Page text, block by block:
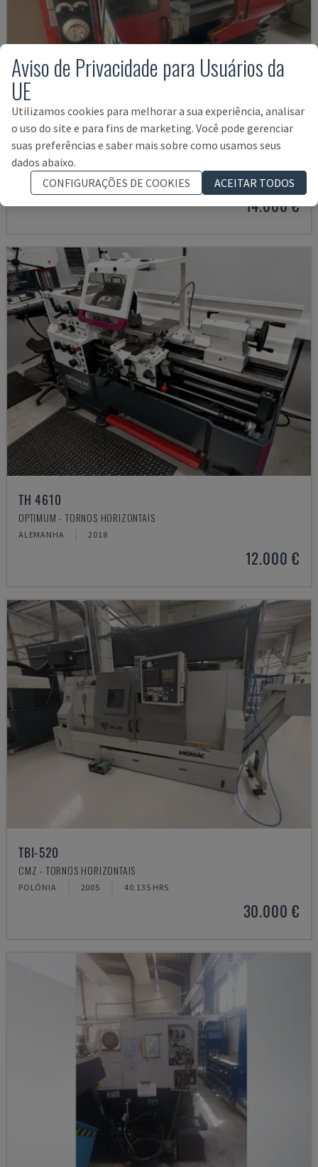
EMCOMAT 200X1000
EMCO - TORNOS HORIZONTAIS
ALEMANHA 2001
14.000 €
TH 4610
OPTIMUM - TORNOS HORIZONTAIS
ALEMANHA 2018
12.000 €
TBI-520
CMZ - TORNOS HORIZONTAIS
POLÓNIA 2005 40.135 HRS
30.000 €
Aviso de Privacidade para Usuários da
UE
Utilizamos cookies para melhorar a sua experiência, analisar
o uso do site e para fins de marketing. Você pode gerenciar
suas preferências e saber mais sobre como usamos seus
dados abaixo.
CONFIGURAÇÕES DE COOKIES
ACEITAR TODOS